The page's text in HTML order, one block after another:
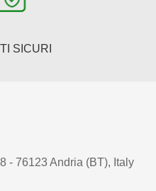
SICURI
- 76123 Andria (BT), Italy